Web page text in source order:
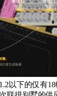
以下的仅有